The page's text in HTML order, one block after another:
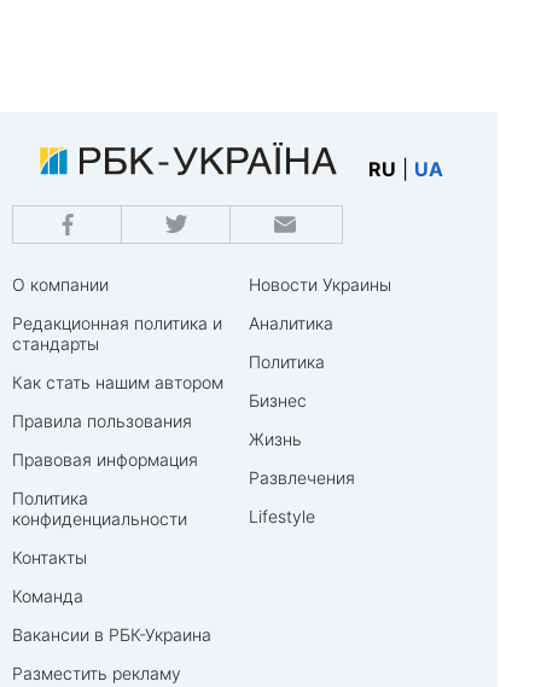
RU UA
О компании
Редакционная политика и
стандарты
Как стать нашим автором
Правила пользования
Правовая информация
Политика
конфиденциальности
Контакты
Команда
Вакансии в РБК-Украина
Разместить рекламу
Новости Украины
Аналитика
Политика
Бизнес
Жизнь
Развлечения
Lifestyle